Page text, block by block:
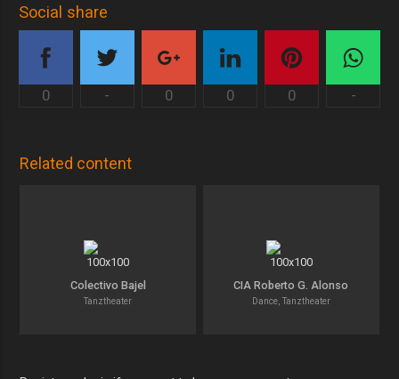
Social share
0 - 0 0 0 -
Related content
Colectivo Bajel
Tanztheater
CIA Roberto G. Alonso
Dance, Tanztheater